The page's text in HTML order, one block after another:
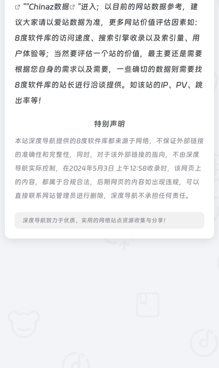
""Chinaz数据
"进入；以目前的网站数据参考，建
议大家请以爱站数据为准，更多网站价值评估因素如：
8度软件库的访问速度、搜索引擎收录以及索引量、用
户体验等；当然要评估一个站的价值，最主要还是需要
根据您自身的需求以及需要，一些确切的数据则需要找
8度软件库的站长进行洽谈提供。如该站的IP、PV、跳
出率等！
特别声明
本站深度导航提供的8度软件库都来源于网络，不保证外部链接
的准确性和完整性，同时，对于该外部链接的指向，不由深度
导航实际控制，在2024年5月3日 上午12:58收录时，该网页上
的内容，都属于合规合法，后期网页的内容如出现违规，可以
直接联系网站管理员进行删除，深度导航不承担任何责任。
深度导航致力于优质、实用的网络站点资源收集与分享！